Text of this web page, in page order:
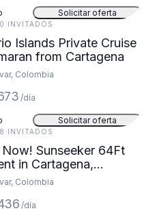
Solicitar oferta
INVITADOS
Islands Private Cruise
from Cartagena
Colombia
/día
Solicitar oferta
INVITADOS
Sunseeker 64Ft
in Cartagena,
Colombia
/día